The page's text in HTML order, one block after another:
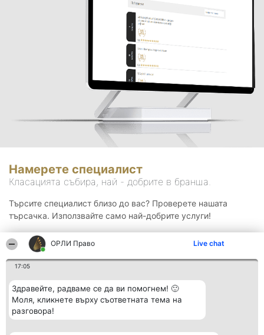
ОРЛИ Право Live chat
17:05
Здравейте, радваме се да ви помогнем! 🙂
Моля, кликнете върху съответната тема на
разговора!
Намерете специалист
Класацията събира, най - добрите в бранша.
Търсите специалист близо до вас? Проверете нашата
търсачка. Използвайте само най-добрите услуги!